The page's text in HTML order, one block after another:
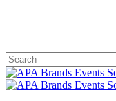
Close
Search